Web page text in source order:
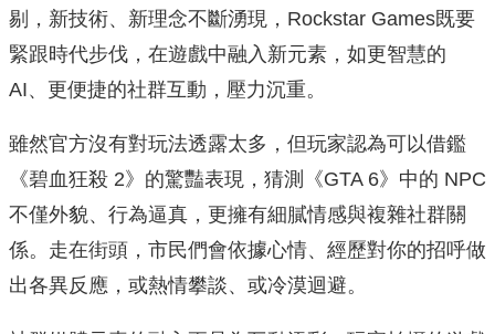
剔，新技術、新理念不斷湧現，Rockstar Games既要
緊跟時代步伐，在遊戲中融入新元素，如更智慧的
AI、更便捷的社群互動，壓力沉重。
雖然官方沒有對玩法透露太多，但玩家認為可以借鑑
《碧血狂殺 2》的驚豔表現，猜測《GTA 6》中的 NPC
不僅外貌、行為逼真，更擁有細膩情感與複雜社群關
係。走在街頭，市民們會依據心情、經歷對你的招呼做
出各異反應，或熱情攀談、或冷漠迴避。